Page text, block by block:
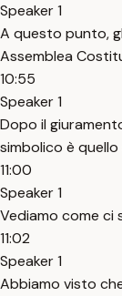
Speaker 1
A questo punto,
Assemblea
10:55
Speaker 1
Dopo il
simbolico è quello
11:00
Speaker 1
Vediamo come ci
11:02
Speaker 1
Abbiamo visto